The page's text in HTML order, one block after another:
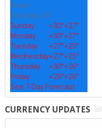
Thane
Saturday, 08
Sunday
+30°+27°
Monday
+30°+27°
Tuesday
+27°+25°
Wednesday+27°+25°
Thursday
+30°+26°
Friday
+29°+26°
See 7-Day Forecast
CURRENCY UPDATES